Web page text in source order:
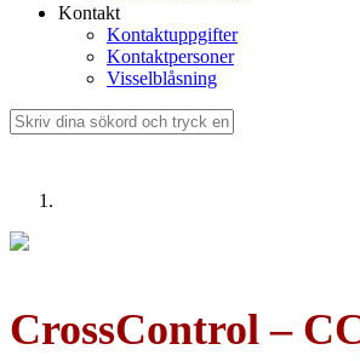
Kontakt
Kontaktuppgifter
Kontaktpersoner
Visselblåsning
CrossControl –